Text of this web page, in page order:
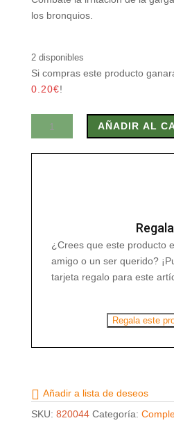
los bronquios.
2 disponibles
Si compras este producto
0.20€!
ELIXIR
4
ESTACIONES
AÑADIR AL
¿Crees que este producto
amigo o un ser querido?
tarjeta regalo para este
Regala este
Añadir a lista de deseos
SKU: 820044 Categoría: